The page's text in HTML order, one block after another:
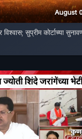
August
सुप्रीम कोर्टाच्या